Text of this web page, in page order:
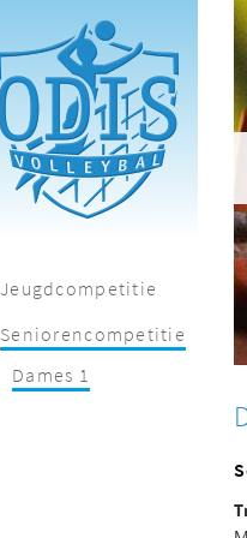
Jeugdcompetitie
Seniorencompetitie
Dames 1
T